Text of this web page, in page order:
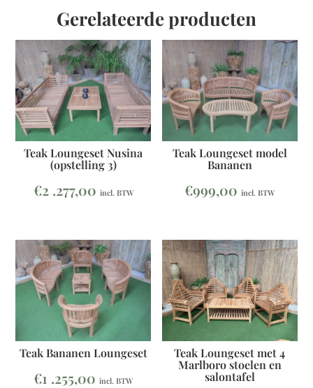
Gerelateerde producten
Teak Loungeset Nusina
(opstelling 3)
€2 .277,00 incl. BTW
Teak Loungeset model
Bananen
€999,00 incl. BTW
Teak Bananen Loungeset
€1 .255,00 incl. BTW
Teak Loungeset met 4
Marlboro stoelen en
salontafel